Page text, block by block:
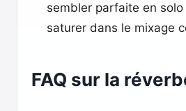
sembler parfaite en
saturer dans le mixage
FAQ sur la